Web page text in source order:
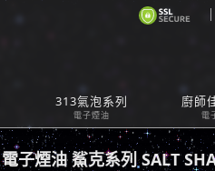
購
Cart
313氣泡系列
電子煙油
廚師
電
電子煙油 鯊克系列 SALT